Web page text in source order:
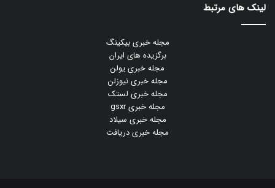
لینک های مرتبط
مجله خبری بیکینگ
برگزیده های ایران
مجله خبری یولن
مجله خبری نیوزلن
مجله خبری لستک
مجله خبری gsxr
مجله خبری سیلاد
مجله خبری دریافت